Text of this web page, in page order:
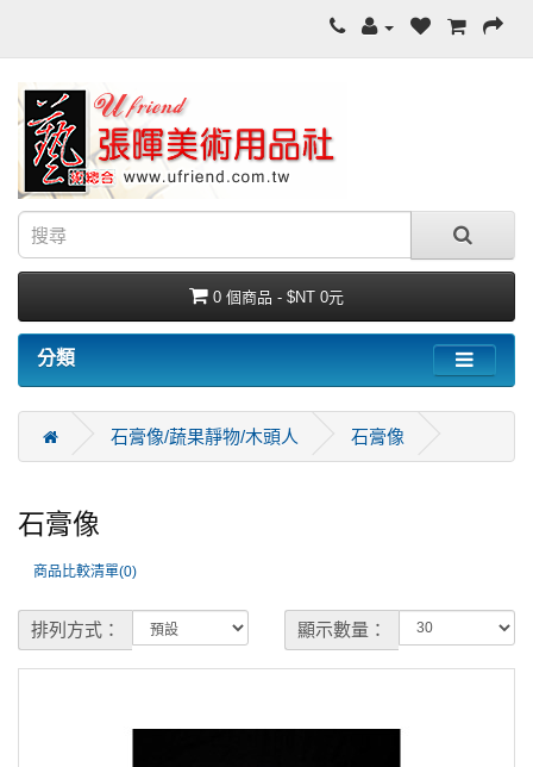
0 個商品 - $NT 0元
分類
石膏像/蔬果靜物/木頭人 石膏像
石膏像
商品比較清單(0)
排列方式： 顯示數量：